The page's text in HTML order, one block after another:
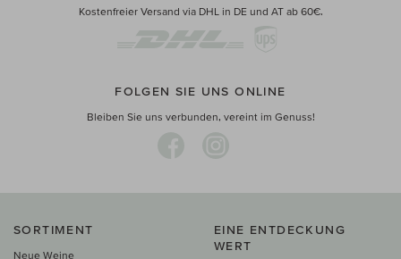
Kostenfreier Versand via DHL in DE und AT ab 60€.
FOLGEN SIE UNS ONLINE
Bleiben Sie uns verbunden, vereint im Genuss!
SORTIMENT
Neue Weine
EINE ENTDECKUNG
WERT